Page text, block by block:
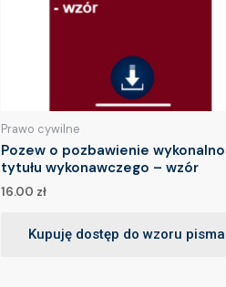
Prawo cywilne
Pozew o pozbawienie
tytułu wykonawczego – wzór
16.00 zł
Kupuję dostęp do wzoru pisma